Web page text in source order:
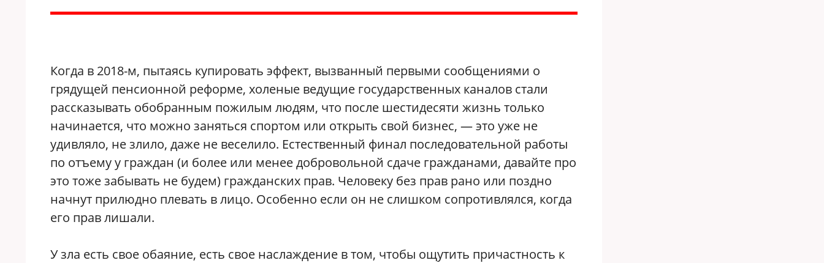
Когда в 2018-м, пытаясь купировать эффект, вызванный первыми сообщениями о
грядущей пенсионной реформе, холеные ведущие государственных каналов стали
рассказывать обобранным пожилым людям, что после шестидесяти жизнь только
начинается, что можно заняться спортом или открыть свой бизнес, — это уже не
удивляло, не злило, даже не веселило. Естественный финал последовательной работы
по отъему у граждан (и более или менее добровольной сдаче гражданами, давайте про
это тоже забывать не будем) гражданских прав. Человеку без прав рано или поздно
начнут прилюдно плевать в лицо. Особенно если он не слишком сопротивлялся, когда
его прав лишали.
У зла есть свое обаяние, есть свое наслаждение в том, чтобы ощутить причастность к